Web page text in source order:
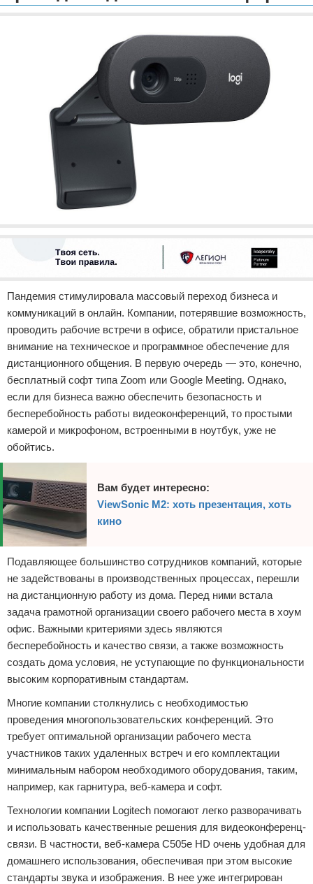
Пандемия стимулировала массовый переход бизнеса и
коммуникаций в онлайн. Компании, потерявшие возможность,
проводить рабочие встречи в офисе, обратили пристальное
внимание на техническое и программное обеспечение для
дистанционного общения. В первую очередь — это, конечно,
бесплатный софт типа Zoom или Google Meeting. Однако,
если для бизнеса важно обеспечить безопасность и
бесперебойность работы видеоконференций, то простыми
камерой и микрофоном, встроенными в ноутбук, уже не
обойтись.
Вам будет интересно:
ViewSonic M2: хоть презентация, хоть
кино
Подавляющее большинство сотрудников компаний, которые
не задействованы в производственных процессах, перешли
на дистанционную работу из дома. Перед ними встала
задача грамотной организации своего рабочего места в хоум
офис. Важными критериями здесь являются
бесперебойность и качество связи, а также возможность
создать дома условия, не уступающие по функциональности
высоким корпоративным стандартам.
Многие компании столкнулись с необходимостью
проведения многопользовательских конференций. Это
требует оптимальной организации рабочего места
участников таких удаленных встреч и его комплектации
минимальным набором необходимого оборудования, таким,
например, как гарнитура, веб-камера и софт.
Технологии компании Logitech помогают легко разворачивать
и использовать качественные решения для видеоконференц-
связи. В частности, веб-камера C505e HD очень удобная для
домашнего использования, обеспечивая при этом высокие
стандарты звука и изображения. В нее уже интегрирован